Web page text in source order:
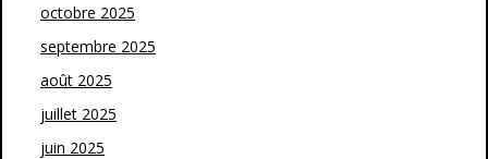
octobre 2025
septembre 2025
août 2025
juillet 2025
juin 2025